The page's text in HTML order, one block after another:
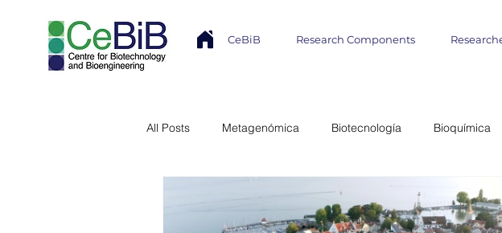
CeBiB Research Components
All Posts Metagenómica Biotecnología Bioquímica
Transferencia Tecnológica Start up